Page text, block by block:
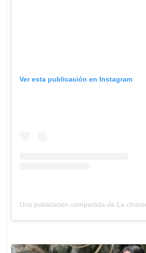
Ver esta publicación en Instagram
Una publicación compartida de La